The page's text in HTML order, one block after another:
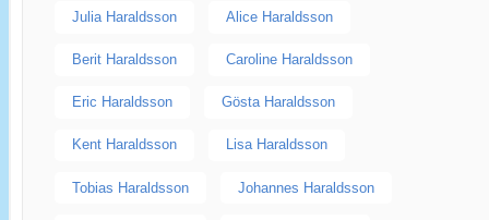
Julia Haraldsson Alice Haraldsson
Berit Haraldsson Caroline Haraldsson
Eric Haraldsson Gösta Haraldsson
Kent Haraldsson Lisa Haraldsson
Tobias Haraldsson Johannes Haraldsson